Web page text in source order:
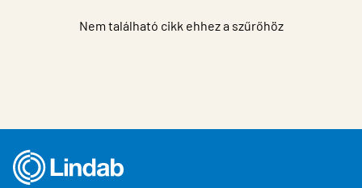
Nem található cikk ehhez a szűrőhöz